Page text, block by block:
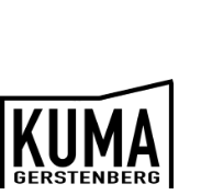
springen